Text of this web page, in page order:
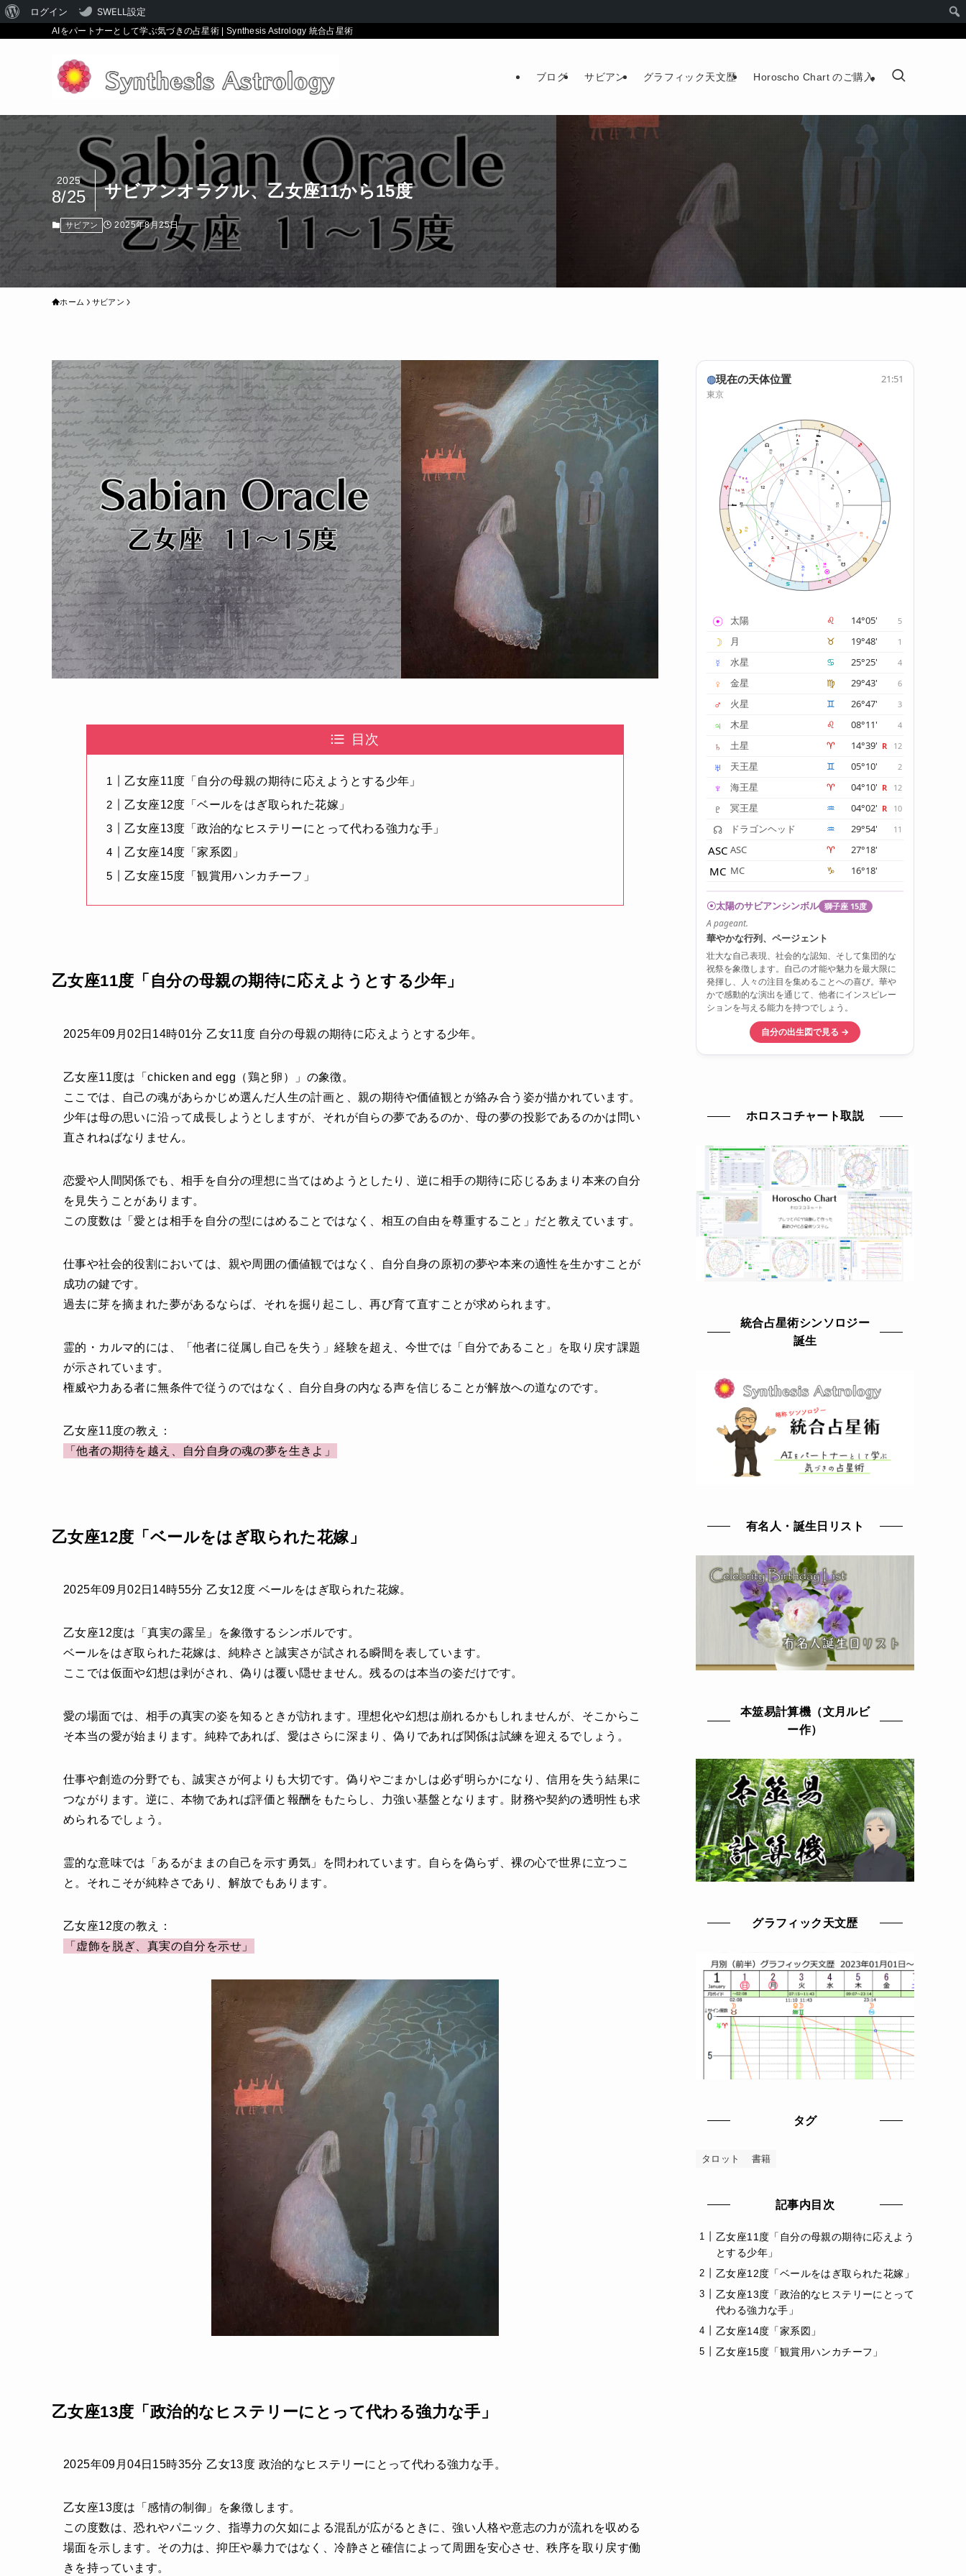
WordPress
ログイン SWELL設定
AIをパートナーとして学ぶ気づきの占星術 | Synthesis Astrology 統合占星術
ブログ サビアン グラフィック天文歴 Horoscho Chart のご購入
サビアンオラクル、乙女座11から15度
2025
8/25
サビアン 2025年8月25日
ホーム サビアン
目次
乙女座11度「自分の母親の期待に応えようとする少年」
乙女座12度「ベールをはぎ取られた花嫁」
乙女座13度「政治的なヒステリーにとって代わる強力な手」
乙女座14度「家系図」
乙女座15度「観賞用ハンカチーフ」
乙女座11度「自分の母親の期待に応えようとする少年」
2025年09月02日14時01分 乙女11度 自分の母親の期待に応えようとする少年。
乙女座11度は「chicken and egg（鶏と卵）」の象徴。
ここでは、自己の魂があらかじめ選んだ人生の計画と、親の期待や価値観とが絡み合う姿が描かれています。
少年は母の思いに沿って成長しようとしますが、それが自らの夢であるのか、母の夢の投影であるのかは問い
直されねばなりません。
恋愛や人間関係でも、相手を自分の理想に当てはめようとしたり、逆に相手の期待に応じるあまり本来の自分
を見失うことがあります。
この度数は「愛とは相手を自分の型にはめることではなく、相互の自由を尊重すること」だと教えています。
仕事や社会的役割においては、親や周囲の価値観ではなく、自分自身の原初の夢や本来の適性を生かすことが
成功の鍵です。
過去に芽を摘まれた夢があるならば、それを掘り起こし、再び育て直すことが求められます。
霊的・カルマ的には、「他者に従属し自己を失う」経験を超え、今世では「自分であること」を取り戻す課題
が示されています。
権威や力ある者に無条件で従うのではなく、自分自身の内なる声を信じることが解放への道なのです。
乙女座11度の教え：
「他者の期待を越え、自分自身の魂の夢を生きよ」
乙女座12度「ベールをはぎ取られた花嫁」
2025年09月02日14時55分 乙女12度 ベールをはぎ取られた花嫁。
乙女座12度は「真実の露呈」を象徴するシンボルです。
ベールをはぎ取られた花嫁は、純粋さと誠実さが試される瞬間を表しています。
ここでは仮面や幻想は剥がされ、偽りは覆い隠せません。残るのは本当の姿だけです。
愛の場面では、相手の真実の姿を知るときが訪れます。理想化や幻想は崩れるかもしれませんが、そこからこ
そ本当の愛が始まります。純粋であれば、愛はさらに深まり、偽りであれば関係は試練を迎えるでしょう。
仕事や創造の分野でも、誠実さが何よりも大切です。偽りやごまかしは必ず明らかになり、信用を失う結果に
つながります。逆に、本物であれば評価と報酬をもたらし、力強い基盤となります。財務や契約の透明性も求
められるでしょう。
霊的な意味では「あるがままの自己を示す勇気」を問われています。自らを偽らず、裸の心で世界に立つこ
と。それこそが純粋さであり、解放でもあります。
乙女座12度の教え：
「虚飾を脱ぎ、真実の自分を示せ」
乙女座13度「政治的なヒステリーにとって代わる強力な手」
2025年09月04日15時35分 乙女13度 政治的なヒステリーにとって代わる強力な手。
乙女座13度は「感情の制御」を象徴します。
この度数は、恐れやパニック、指導力の欠如による混乱が広がるときに、強い人格や意志の力が流れを収める
場面を示します。その力は、抑圧や暴力ではなく、冷静さと確信によって周囲を安心させ、秩序を取り戻す働
きを持っています。
ホロスコチャート取説
統合占星術シンソロジー
誕生
有名人・誕生日リスト
本筮易計算機（文月ルビ
ー作）
グラフィック天文歴
タグ
タロット 書籍
記事内目次
乙女座11度「自分の母親の期待に応えよう
とする少年」
乙女座12度「ベールをはぎ取られた花嫁」
乙女座13度「政治的なヒステリーにとって
代わる強力な手」
乙女座14度「家系図」
乙女座15度「観賞用ハンカチーフ」